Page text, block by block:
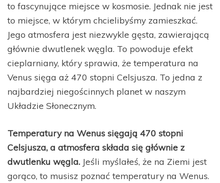
to fascynujące miejsce w kosmosie. Jednak nie jest
to miejsce, w którym chcielibyśmy zamieszkać.
Jego atmosfera jest niezwykle gęsta, zawierającą
głównie dwutlenek węgla. To powoduje efekt
cieplarniany, który sprawia, że temperatura na
Venus sięga aż 470 stopni Celsjusza. To jedna z
najbardziej niegościnnych planet w naszym
Układzie Słonecznym.
Temperatury na Wenus sięgają 470 stopni
Celsjusza, a atmosfera składa się głównie z
dwutlenku węgla. Jeśli myślałeś, że na Ziemi jest
gorąco, to musisz poznać temperatury na Wenus.